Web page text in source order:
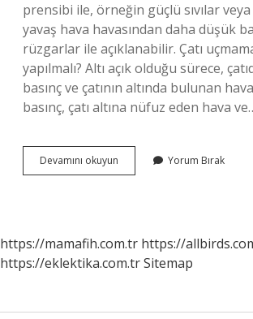
prensibi ile, örneğin güçlü sıvılar
yavaş hava havasından daha düşük
rüzgarlar ile açıklanabilir. Çatı
yapılmalı? Altı açık olduğu sürece,
basınç ve çatının altında bulunan
basınç, çatı altına nüfuz eden hava
Devamını okuyun
Uçması
Yorum Bırak
https://mamafih.com.tr https://
https://eklektika.com.trSitemap